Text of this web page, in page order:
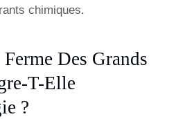
chimiques.
Des Grands
T-Elle
?